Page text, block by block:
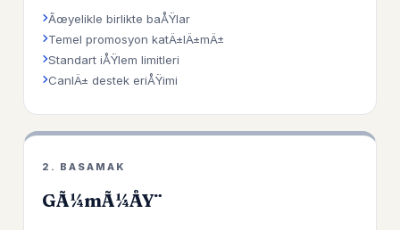
Ãœyelikle birlikte baÅŸlar
Temel promosyon katÄ±lÄ±mÄ±
Standart iÅŸlem limitleri
CanlÄ± destek eriÅŸimi
2. BASAMAK
GÃ¼mÃ¼ÅŸ